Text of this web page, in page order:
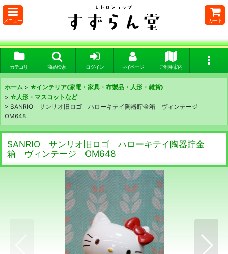
メニュー カート
カテゴリ 商品検索 ログイン マイページ ご利用案内
ホーム > ★インテリア(家電・家具・布製品・人形・雑貨)
> ☆人形・マスコットなど
> SANRIO サンリオ旧ロゴ ハローキテイ陶器貯金箱 ヴィンテージ
OM648
SANRIO サンリオ旧ロゴ ハローキテイ陶器貯金
箱 ヴィンテージ OM648